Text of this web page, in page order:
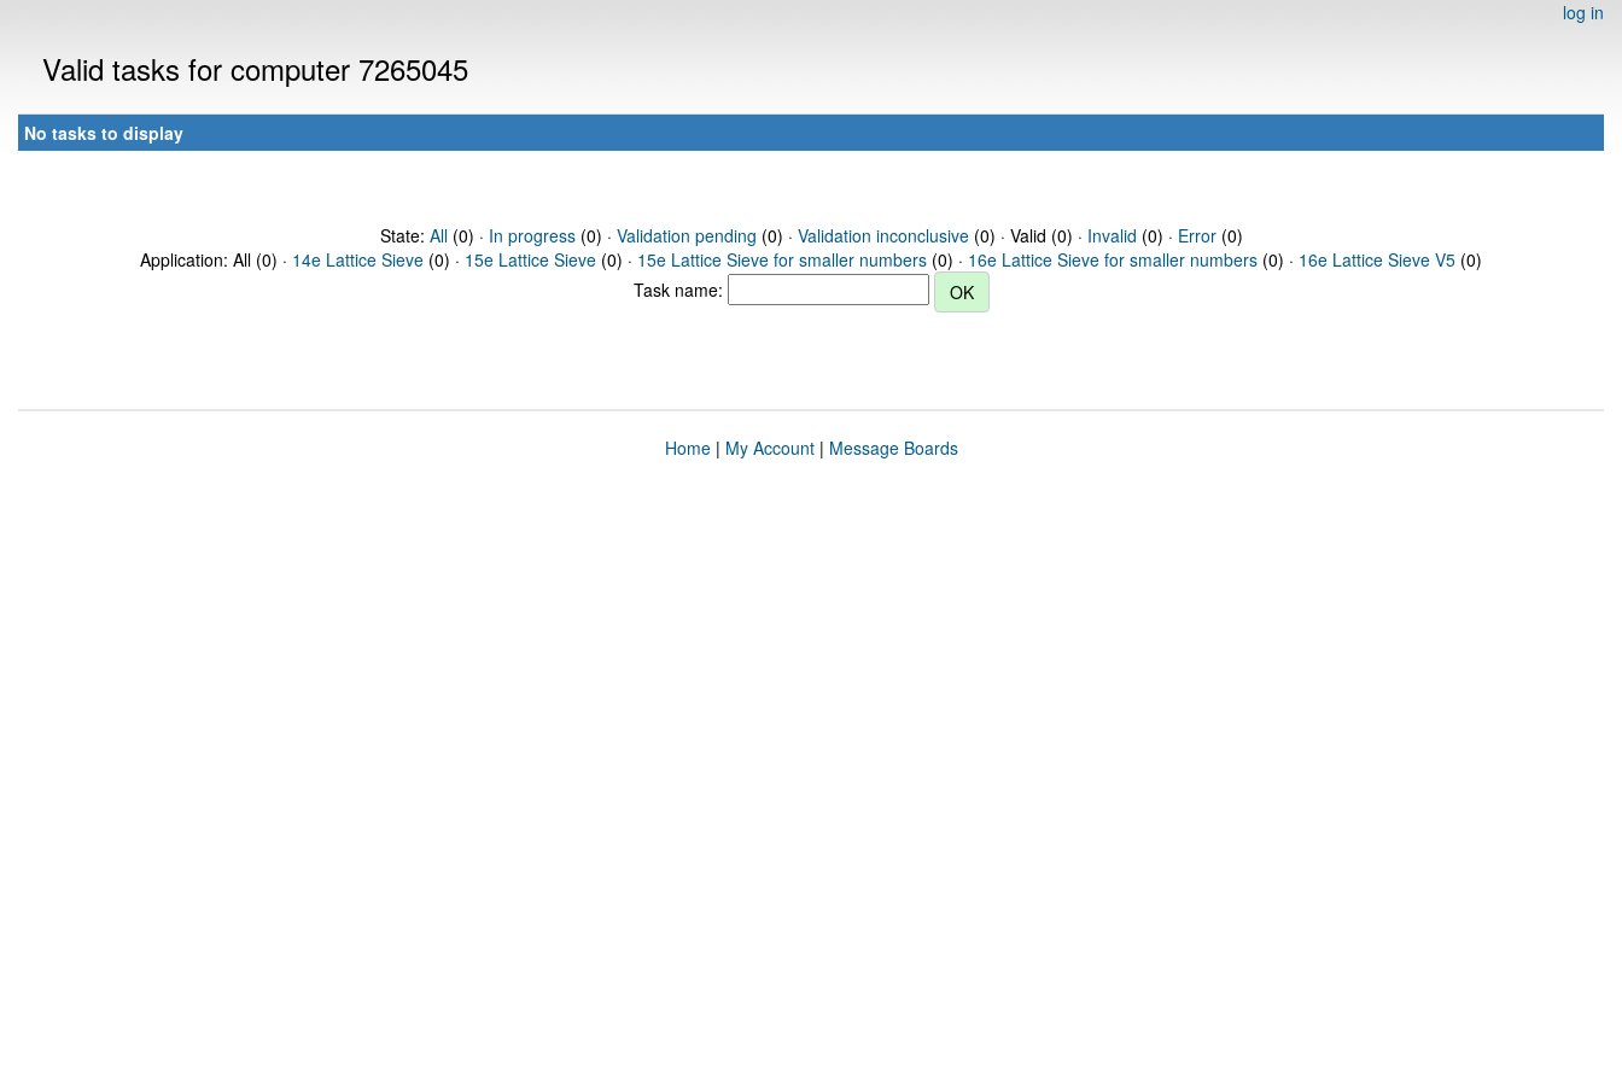
log in
Valid tasks for computer 7265045
No tasks to display
State: All(0) · In progress(0) · Validation pending (0) · Validation inconclusive(0) · Valid (0) · Invalid (0) · Error(0)
Application: All (0) · 14e Lattice Sieve (0) · 15e Lattice Sieve (0) · 15e Lattice Sieve for smaller numbers (0) · 16e Lattice Sieve for smaller numbers (0) · 16e Lattice Sieve V5 (0)
Task name:
Home| My Account| Message Boards